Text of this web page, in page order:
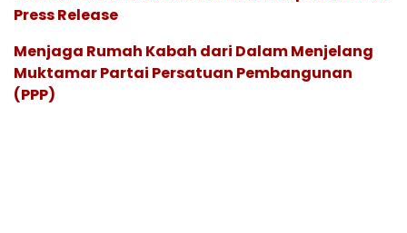
Press Release
Menjaga Rumah Kabah dari Dalam Menjelang
Muktamar Partai Persatuan Pembangunan
(PPP)